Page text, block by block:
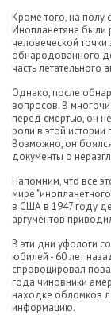
Кроме того, на полу
Инопланетяне были
человеческой
обнародованного
часть летательного
Однако, после
вопросов. В
перед смертью, он
роли в этой
Возможно, он
документы о
Напомним, что все
мире
в США в 1947 году
аргументов
В эти дни уфологи
юбилей - 60 лет
спровоцировал
года чиновники
находке обломков
информацию.